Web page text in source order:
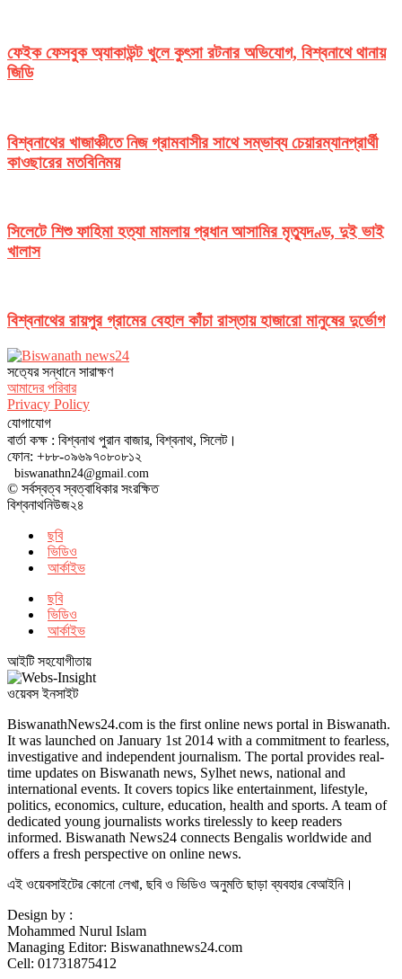
ফেইক ফেসবুক অ্যাকাউন্ট খুলে কুৎসা রটনার অভিযোগ, বিশ্বনাথে থানায়
জিডি
বিশ্বনাথের খাজাঞ্চীতে নিজ গ্রামবাসীর সাথে সম্ভাব্য চেয়ারম্যানপ্রার্থী
কাওছারের মতবিনিময়
সিলেটে শিশু ফাহিমা হত্যা মামলায় প্রধান আসামির মৃত্যুদণ্ড, দুই ভাই
খালাস
বিশ্বনাথের রায়পুর গ্রামের বেহাল কাঁচা রাস্তায় হাজারো মানুষের দুর্ভোগ
সত‌্যের সন্ধানে সারাক্ষণ
আমাদের পরিবার
Privacy Policy
যোগাযোগ
বার্তা কক্ষ : বিশ্বনাথ পুরান বাজার, বিশ্বনাথ, সিলেট।
ফোন: +৮৮-০৯৬৯৭০৮০৮১২
biswanathn24@gmail.com
© সর্বস্বত্ব স্বত্বাধিকার সংরক্ষিত
বিশ্বনাথনিউজ২৪
ছবি
ভিডিও
আর্কাইভ
ছবি
ভিডিও
আর্কাইভ
আইটি সহযোগীতায়
ওয়েবস ইনসাইট
BiswanathNews24.com is the first online news portal in Biswanath.
It was launched on January 1st 2014 with a commitment to fearless,
investigative and independent journalism. The portal provides real-
time updates on Biswanath news, Sylhet news, national and
international events. It covers topics like entertainment, lifestyle,
politics, economics, culture, education, health and sports. A team of
dedicated young journalists works tirelessly to keep readers
informed. Biswanath News24 connects Bengalis worldwide and
offers a fresh perspective on online news.
এই ওয়েবসাইটের কোনো লেখা, ছবি ও ভিডিও অনুমতি ছাড়া ব্যবহার বেআইনি।
Design by :
Mohammed Nurul Islam
Managing Editor: Biswanathnews24.com
Cell: 01731875412